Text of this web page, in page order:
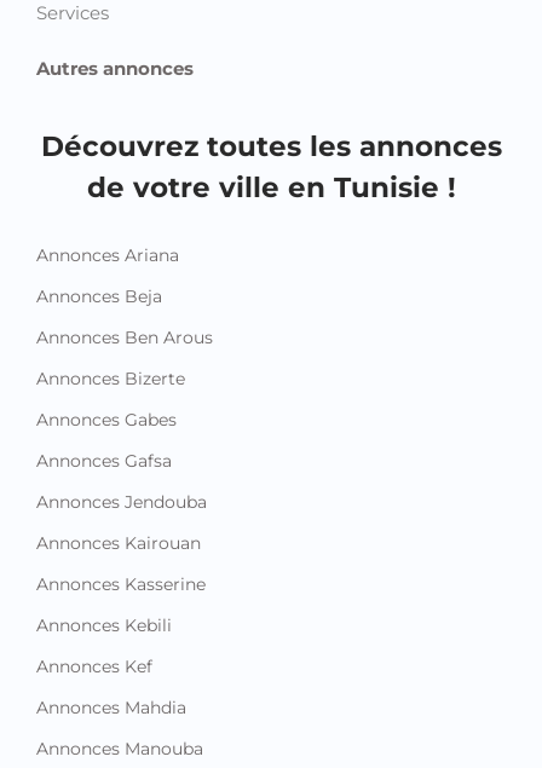
Services
Autres annonces
Découvrez toutes les annonces
de votre ville en Tunisie !
Annonces Ariana
Annonces Beja
Annonces Ben Arous
Annonces Bizerte
Annonces Gabes
Annonces Gafsa
Annonces Jendouba
Annonces Kairouan
Annonces Kasserine
Annonces Kebili
Annonces Kef
Annonces Mahdia
Annonces Manouba